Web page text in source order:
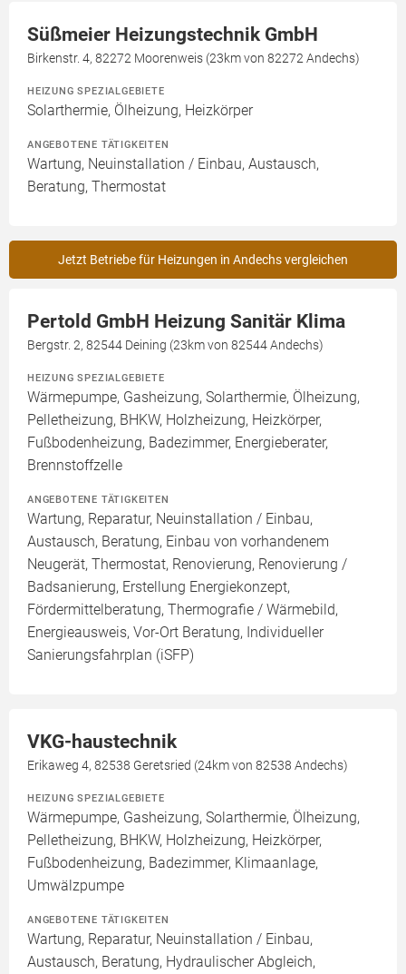
Süßmeier Heizungstechnik GmbH
Birkenstr. 4, 82272 Moorenweis (23km von 82272 Andechs)
HEIZUNG SPEZIALGEBIETE
Solarthermie, Ölheizung, Heizkörper
ANGEBOTENE TÄTIGKEITEN
Wartung, Neuinstallation / Einbau, Austausch,
Beratung, Thermostat
Jetzt Betriebe für Heizungen in Andechs vergleichen
Pertold GmbH Heizung Sanitär Klima
Bergstr. 2, 82544 Deining (23km von 82544 Andechs)
HEIZUNG SPEZIALGEBIETE
Wärmepumpe, Gasheizung, Solarthermie, Ölheizung,
Pelletheizung, BHKW, Holzheizung, Heizkörper,
Fußbodenheizung, Badezimmer, Energieberater,
Brennstoffzelle
ANGEBOTENE TÄTIGKEITEN
Wartung, Reparatur, Neuinstallation / Einbau,
Austausch, Beratung, Einbau von vorhandenem
Neugerät, Thermostat, Renovierung, Renovierung /
Badsanierung, Erstellung Energiekonzept,
Fördermittelberatung, Thermografie / Wärmebild,
Energieausweis, Vor-Ort Beratung, Individueller
Sanierungsfahrplan (iSFP)
VKG-haustechnik
Erikaweg 4, 82538 Geretsried (24km von 82538 Andechs)
HEIZUNG SPEZIALGEBIETE
Wärmepumpe, Gasheizung, Solarthermie, Ölheizung,
Pelletheizung, BHKW, Holzheizung, Heizkörper,
Fußbodenheizung, Badezimmer, Klimaanlage,
Umwälzpumpe
ANGEBOTENE TÄTIGKEITEN
Wartung, Reparatur, Neuinstallation / Einbau,
Austausch, Beratung, Hydraulischer Abgleich,